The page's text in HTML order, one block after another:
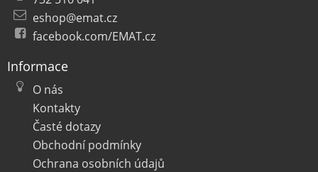
eshop@emat.cz
facebook.com/EMAT.cz
Informace
O nás
Kontakty
Časté dotazy
Obchodní podmínky
Ochrana osobních údajů